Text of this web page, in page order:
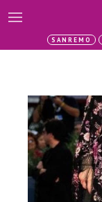
SANREMO